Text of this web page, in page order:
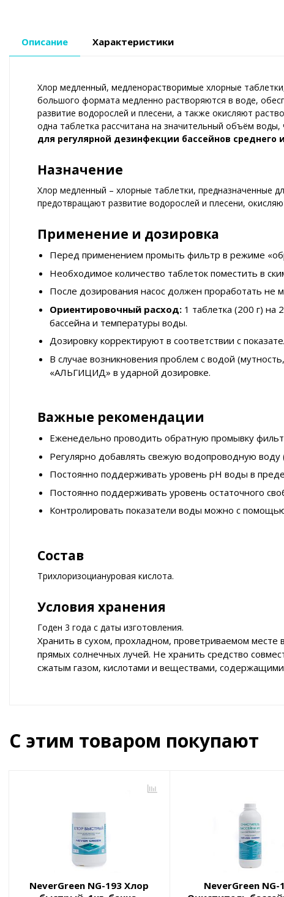
Описание Характеристики
Хлор медленный, медленорастворимые хлорные
большого формата медленно растворяются в воде,
развитие водорослей и плесени, а также окисляют
одна таблетка рассчитана на значительный объём
для регулярной дезинфекции бассейнов среднего
Назначение
Хлор медленный – хлорные таблетки, предназначенные
предотвращают развитие водорослей и плесени,
Применение и дозировка
Перед применением промыть фильтр в режиме
Необходимое количество таблеток поместить в
После дозирования насос должен проработать не
Ориентировочный расход: 1 таблетка (200 г) на
бассейна и температуры воды.
Дозировку корректируют в соответствии с
В случае возникновения проблем с водой
«АЛЬГИЦИД» в ударной дозировке.
Важные рекомендации
Еженедельно проводить обратную промывку
Регулярно добавлять свежую водопроводную
Постоянно поддерживать уровень pH воды в
Постоянно поддерживать уровень остаточного
Контролировать показатели воды можно с
Состав
Трихлоризоциануровая кислота.
Условия хранения
Годен 3 года с даты изготовления.
Хранить в сухом, прохладном, проветриваемом месте
прямых солнечных лучей. Не хранить средство
сжатым газом, кислотами и веществами, содержащими
С этим товаром покупают
NeverGreen NG-193 Хлор
NeverGreen NG-